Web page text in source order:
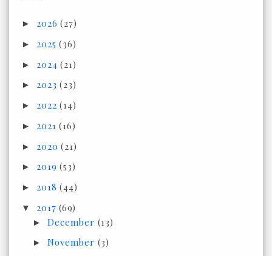
► 2026(27)
► 2025(36)
► 2024(21)
► 2023(23)
► 2022(14)
► 2021(16)
► 2020(21)
► 2019(53)
► 2018(44)
▼ 2017(69)
►December (13)
►November (3)